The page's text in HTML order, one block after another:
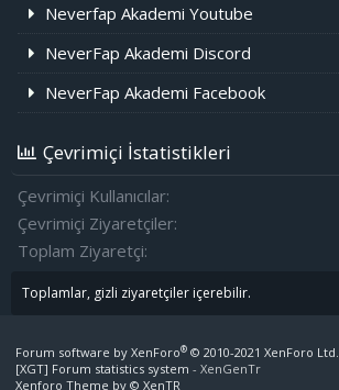
Neverfap Akademi Youtube
NeverFap Akademi Discord
NeverFap Akademi Facebook
Çevrimiçi İstatistikleri
Çevrimiçi Kullanıcılar
Çevrimiçi Ziyaretçiler
Toplam Ziyaretçi
Toplamlar, gizli ziyaretçiler içerebilir.
Forum software by XenForo® © 2010-2021 XenForo Ltd.
[XGT] Forum statistics system - XenGenTr
Xenforo Theme by © XenTR